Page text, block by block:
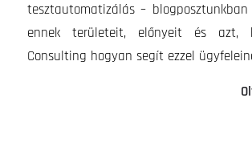
tesztautomatizálás – blogposztunkban
ennek területeit, előnyeit és azt,
Consulting hogyan segít ezzel